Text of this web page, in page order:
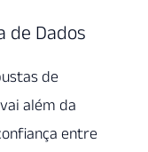
de Dados
de
além da
entre